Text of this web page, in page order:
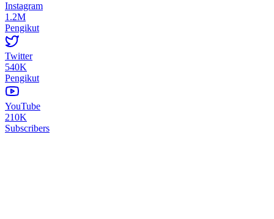
Instagram
1.2M
Pengikut
Twitter
540K
Pengikut
YouTube
210K
Subscribers